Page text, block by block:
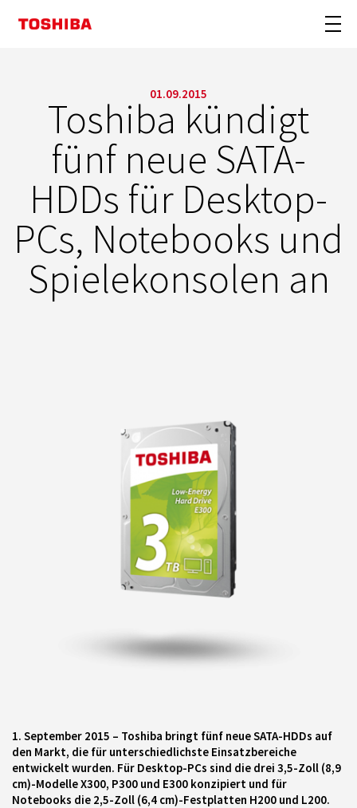
01.09.2015
Toshiba kündigt
fünf neue SATA-
HDDs für Desktop-
PCs, Notebooks und
Spielekonsolen an
1. September 2015 – Toshiba bringt fünf neue SATA-HDDs auf
den Markt, die für unterschiedlichste Einsatzbereiche
entwickelt wurden. Für Desktop-PCs sind die drei 3,5-Zoll (8,9
cm)-Modelle X300, P300 und E300 konzipiert und für
Notebooks die 2,5-Zoll (6,4 cm)-Festplatten H200 und L200.